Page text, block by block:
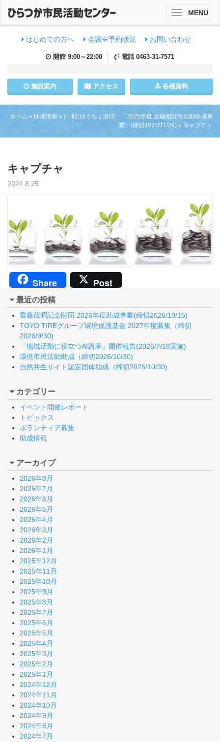
はじめての方へ 会議室予約状況 お問い合わせ
開館 9:00～22:00 電話 0463-31-7571
施設案内 アクセス 各種資料
ToggleMENU
ホーム » 助成情報 » (一財)ゆうちょ財団 「2025年度 金融相談等活動助成事
業」(締切2024/11/29) » キャプチャ
キャプチャ
2024.8.25
Share Post
最近の投稿
齋藤茂昭記念財団 2026年度助成事業(締切2026/10/15)
TOYO TIREグループ環境保護基金 2027年度募集（締切
2026/9/30)
「地域活動に役立つAI講座」開催報告(2026/7/18実施)
環境市民活動助成（締切2026/10/30)
自然共生サイト認定団体助成（締切2026/10/30)
カテゴリー
イベント開催レポート
トピックス
ボランティア募集
助成情報
アーカイブ
2026年8月
2026年7月
2026年6月
2026年5月
2026年4月
2026年3月
2026年2月
2026年1月
2025年12月
2025年11月
2025年10月
2025年9月
2025年8月
2025年7月
2025年6月
2025年5月
2025年4月
2025年3月
2025年2月
2025年1月
2024年12月
2024年11月
2024年10月
2024年9月
2024年8月
2024年7月